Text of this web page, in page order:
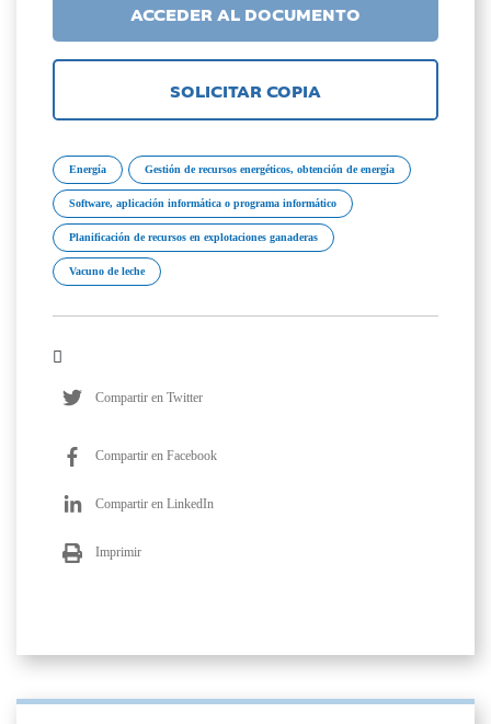
ACCEDER AL DOCUMENTO
SOLICITAR COPIA
Energía Gestión de recursos energéticos, obtención de energía
Software, aplicación informática o programa informático
Planificación de recursos en explotaciones ganaderas
Vacuno de leche
Compartir en Twitter
Compartir en Facebook
Compartir en LinkedIn
Imprimir